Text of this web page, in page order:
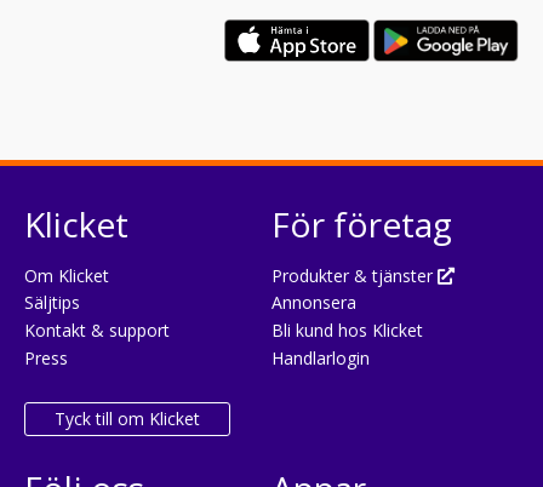
Klicket
Om Klicket
Säljtips
Kontakt & support
Press
Tyck till om Klicket
För företag
Produkter & tjänster
Annonsera
Bli kund hos Klicket
Handlarlogin